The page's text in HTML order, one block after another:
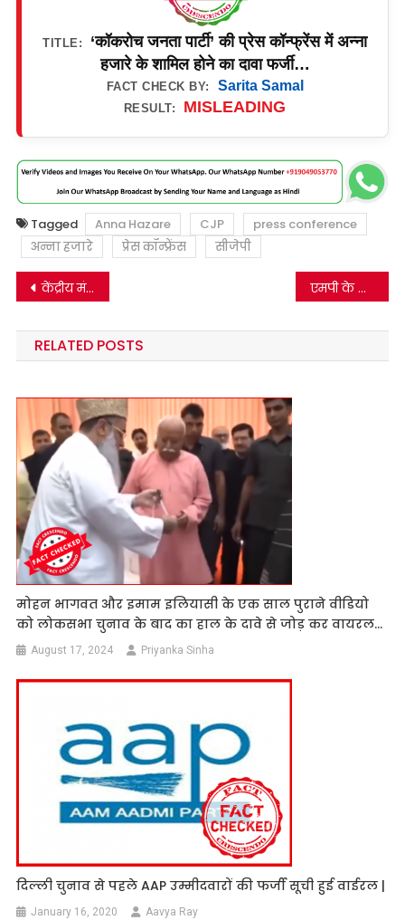
TITLE:
‘कॉकरोच जनता पार्टी’ की प्रेस कॉन्फ्रेंस में अन्ना
हजारे के शामिल होने का दावा फर्जी…
FACT CHECK BY: Sarita Samal
RESULT: MISLEADING
Tagged Anna Hazare CJP
press conference
अन्ना हजारे
प्रेस कॉन्फ्रेंस सीजेपी
Post
navigation
केंद्रीय मंत्री चिराग पासवान का पुराना वीडियो हाल ही में बिहार बीजेपी सरकार की आलोचना करने के दावे से वायरल… एमपी के मंदसौर में हत्या के आरोपियों की गिरफ्तारी का पुराना वीडियो गाजियाबाद के सूर्या हत्याकांड से जोड़कर वायरल।
RELATED POSTS
मोहन भागवत और इमाम इलियासी के एक साल पुराने वीडियो
को लोकसभा चुनाव के बाद का हाल के दावे से जोड़ कर वायरल…
August 17, 2024 Priyanka Sinha
दिल्ली चुनाव से पहले AAP उम्मीदवारों की फर्जी सूची हुई वाईरल |
January 16, 2020 Aavya Ray